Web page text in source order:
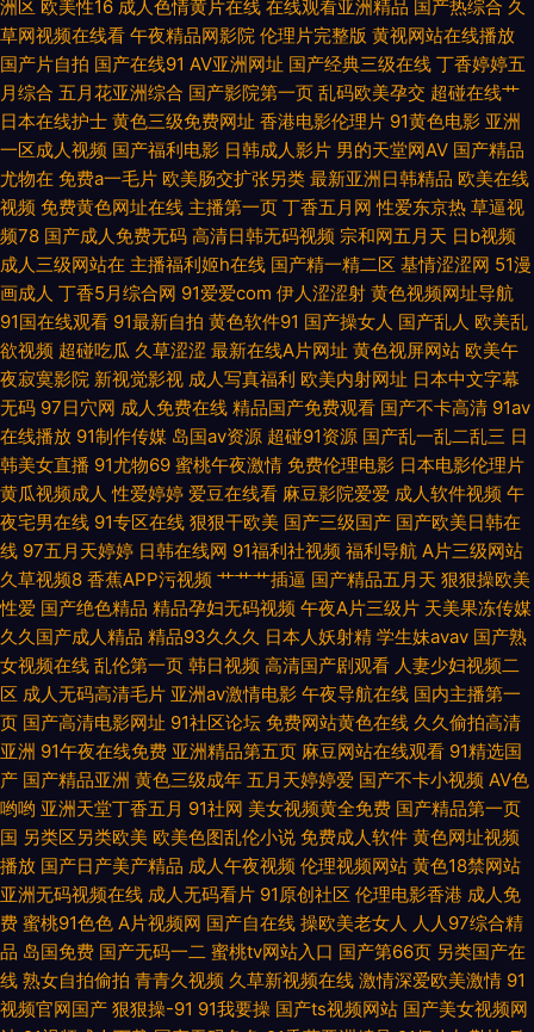
91三级片在线观看 国产高清在线视频 AV性爱网站 黄色三级国产 久草最新网
址 日韩人妻高清 激情另类海角 婷婷五月免费 91色色网址 久草成人精品视频
澳洲在线爆操 国产欧美精品久久 97人妻系列无码人妻 黄色A片网址 51国产
视频自拍 无码三级伦理 91系列在线播放 亚洲精选91 伪娘撸管 午夜男女啪啪
91深夜福利一区 在线奇米666 天堂激情 人妻资源每日更新 国产欧美日18 激
情老司机视频网 91成人动漫在线 欧美的性生活 九一福利社 狼友基地研究所
51社区视频免费视频成人 东京热淫高清完整版 A级视频黄色片 www色悠悠
国产66页 成人网址在线播放 av色综合导航 国产V偷V精品视频 91看片网尤
物视频 国产乱子一二区 91视频性爱网站 阿v视频网站韩日 久久综合色站 91
最新福利视频 色黄网站观看 午夜福利影音 久久日亚洲 国产精品传媒久久
www人人撸 国产精品一二区黄色 www.cn在线观看 美女91视视频 免费黑丝
自慰网 性色av一区 含羞草影音 欧美日韩日日骚视频站 超碰国产人人草 俺去
也成人电影 国产黑丝网站 国产乱自拍 日韩高清无码久久 俺去也网 日韩专区
一二 国产一级AAAAA片免费 国产精品射 成人午夜羞羞 AV老湿 18岁成人毛
片大全 麻豆传媒无码精品 97人人擦 狼人伊人干 超碰人人做爱 91高清视频播
放 九九热九久视频 色天天 日韩国产成人精品 日韩色日逼网 亚洲激情BT 97
伊人免费 精品人妻网站 欧美精产品一二三区精品在线 91在线观看网 91吃瓜
洲区 欧美性16 成人色情黄片在线 在线观看亚洲精品 国产热综合 久
草网视频在线看 午夜精品网影院 伦理片完整版 黄视网站在线播放
国产片自拍 国产在线91 AV亚洲网址 国产经典三级在线 丁香婷婷五
月综合 五月花亚洲综合 国产影院第一页 乱码欧美孕交 超碰在线艹
日本在线护士 黄色三级免费网址 香港电影伦理片 91黄色电影 亚洲
一区成人视频 国产福利电影 日韩成人影片 男的天堂网AV 国产精品
尤物在 免费a一毛片 欧美肠交扩张另类 最新亚洲日韩精品 欧美在线
视频 免费黄色网址在线 主播第一页 丁香五月网 性爱东京热 草逼视
频78 国产成人免费无码 高清日韩无码视频 宗和网五月天 日b视频
成人三级网站在 主播福利姬h在线 国产精一精二区 基情涩涩网 51漫
画成人 丁香5月综合网 91爱爱com 伊人涩涩射 黄色视频网址导航
91国在线观看 91最新自拍 黄色软件91 国产操女人 国产乱人 欧美乱
欲视频 超碰吃瓜 久草涩涩 最新在线A片网址 黄色视屏网站 欧美午
夜寂寞影院 新视觉影视 成人写真福利 欧美内射网址 日本中文字幕
无码 97日穴网 成人免费在线 精品国产免费观看 国产不卡高清 91av
在线播放 91制作传媒 岛国av资源 超碰91资源 国产乱一乱二乱三 日
韩美女直播 91尤物69 蜜桃午夜激情 免费伦理电影 日本电影伦理片
黄瓜视频成人 性爱婷婷 爱豆在线看 麻豆影院爱爱 成人软件视频 午
夜宅男在线 91专区在线 狠狠干欧美 国产三级国产 国产欧美日韩在
线 97五月天婷婷 日韩在线网 91福利社视频 福利导航 A片三级网站
久草视频8 香蕉APP污视频 艹艹艹插逼 国产精品五月天 狠狠操欧美
性爱 国产绝色精品 精品孕妇无码视频 午夜A片三级片 天美果冻传媒
久久国产成人精品 精品93久久久 日本人妖射精 学生妹avav 国产熟
女视频在线 乱伦第一页 韩日视频 高清国产剧观看 人妻少妇视频二
区 成人无码高清毛片 亚洲av激情电影 午夜导航在线 国内主播第一
页 国产高清电影网址 91社区论坛 免费网站黄色在线 久久偷拍高清
亚洲 91午夜在线免费 亚洲精品第五页 麻豆网站在线观看 91精选国
产 国产精品亚洲 黄色三级成年 五月天婷婷爱 国产不卡小视频 AV色
哟哟 亚洲天堂丁香五月 91社网 美女视频黄全免费 国产精品第一页
国 另类区另类欧美 欧美色图乱伦小说 免费成人软件 黄色网址视频
播放 国产日产美产精品 成人午夜视频 伦理视频网站 黄色18禁网站
亚洲无码视频在线 成人无码看片 91原创社区 伦理电影香港 成人免
费 蜜桃91色色 A片视频网 国产自在线 操欧美老女人 人人97综合精
品 岛国免费 国产无码一二 蜜桃tv网站入口 国产第66页 另类国产在
线 熟女自拍偷拍 青青久视频 久草新视频在线 激情深爱欧美激情 91
视频官网国产 狠狠操-91 91我要操 国产ts视频网站 国产美女视频网